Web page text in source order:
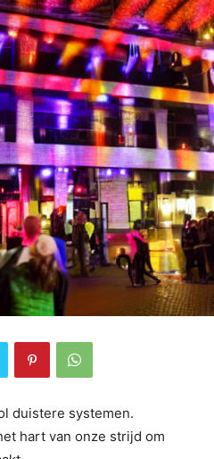
duistere systemen.
hart van onze strijd om